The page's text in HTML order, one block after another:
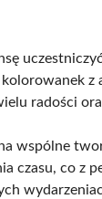
radości
wspólne
czasu, co z